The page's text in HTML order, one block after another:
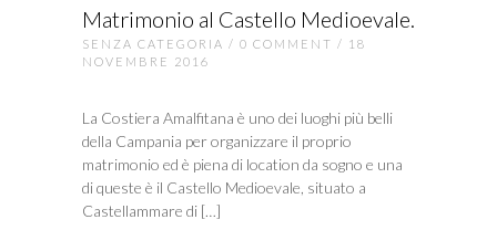
Matrimonio al Castello Medioevale.
SENZA CATEGORIA / 0 COMMENT / 18
NOVEMBRE 2016
La Costiera Amalfitana è uno dei luoghi più belli
della Campania per organizzare il proprio
matrimonio ed è piena di location da sogno e una
di queste è il Castello Medioevale, situato a
Castellammare di […]